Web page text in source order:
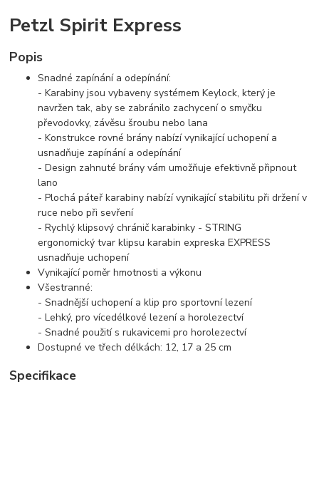
Petzl Spirit Express
Popis
Snadné zapínání a odepínání:
- Karabiny jsou vybaveny systémem Keylock, který je
navržen tak, aby se zabránilo zachycení o smyčku
převodovky, závěsu šroubu nebo lana
- Konstrukce rovné brány nabízí vynikající uchopení a
usnadňuje zapínání a odepínání
- Design zahnuté brány vám umožňuje efektivně připnout
lano
- Plochá páteř karabiny nabízí vynikající stabilitu při držení v
ruce nebo při sevření
- Rychlý klipsový chránič karabinky - STRING
ergonomický tvar klipsu karabin expreska EXPRESS
usnadňuje uchopení
Vynikající poměr hmotnosti a výkonu
Všestranné:
- Snadnější uchopení a klip pro sportovní lezení
- Lehký, pro vícedélkové lezení a horolezectví
- Snadné použití s ​​rukavicemi pro horolezectví
Dostupné ve třech délkách: 12, 17 a 25 cm
Specifikace